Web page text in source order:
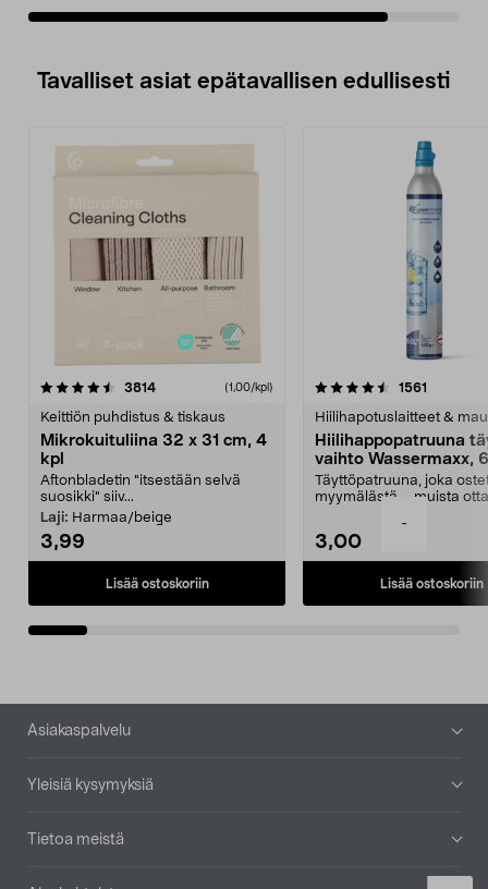
-
Tavalliset asiat epätavallisen edullisesti
3814arvostelut (1,00/kpl)
Keittiön puhdistus & tiskaus
Mikrokuituliina 32 x 31 cm, 4
kpl
Aftonbladetin "itsestään selvä
suosikki" siiv...
Laji: Harmaa/beige
3,99
Lisää ostoskoriin
4.5viidestä
1561
Hiilihapotuslaitteet &
Hiilihappopatruuna
vaihto Wassermaxx,
Täyttöpatruuna, joka
myymälästä – muista
3,00
Lisää ostoskoriin
4.5viidestä
Alatunniste
Asiakaspalvelu
Yleisiä kysymyksiä
Tietoa meistä